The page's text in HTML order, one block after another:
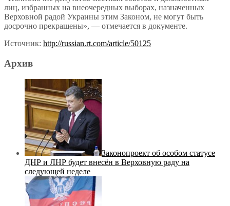
лиц, избранных на внеочередных выборах, назначенных
Верховной радой Украины этим Законом, не могут быть
досрочно прекращены», — отмечается в документе.
Источник: http://russian.rt.com/article/50125
Архив
Законопроект об особом статусе
ДНР и ЛНР будет внесён в Верховную раду на
следующей неделе